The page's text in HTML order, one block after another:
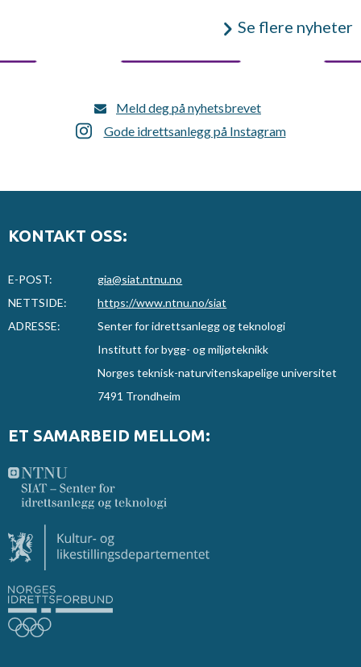
Se flere nyheter
Meld deg på nyhetsbrevet
Gode idrettsanlegg på Instagram
KONTAKT OSS:
E-POST:
gia@siat.ntnu.no
NETTSIDE:
https://www.ntnu.no/siat
ADRESSE:
Senter for idrettsanlegg og teknologi
Institutt for bygg- og miljøteknikk
Norges teknisk-naturvitenskapelige universitet
7491 Trondheim
ET SAMARBEID MELLOM: